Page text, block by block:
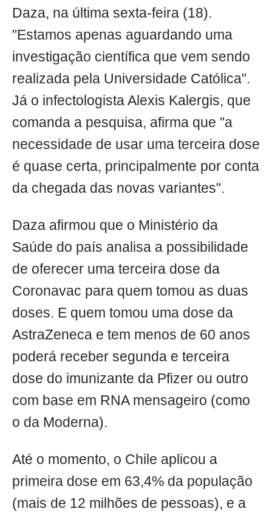
Daza, na última sexta-feira (18).
"Estamos apenas aguardando uma
investigação científica que vem sendo
realizada pela Universidade Católica".
Já o infectologista Alexis Kalergis, que
comanda a pesquisa, afirma que "a
necessidade de usar uma terceira dose
é quase certa, principalmente por conta
da chegada das novas variantes".
Daza afirmou que o Ministério da
Saúde do país analisa a possibilidade
de oferecer uma terceira dose da
Coronavac para quem tomou as duas
doses. E quem tomou uma dose da
AstraZeneca e tem menos de 60 anos
poderá receber segunda e terceira
dose do imunizante da Pfizer ou outro
com base em RNA mensageiro (como
o da Moderna).
Até o momento, o Chile aplicou a
primeira dose em 63,4% da população
(mais de 12 milhões de pessoas), e a